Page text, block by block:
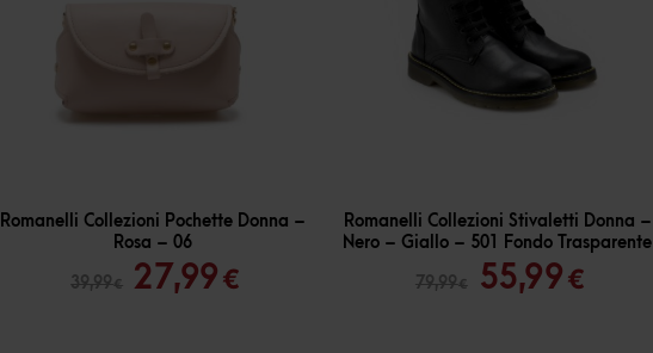
-30
Romanelli Collezioni Pochette Donna –
Rosa – 06
39,99€
Il
27,99€Il
-30
Romanelli Collezioni Stivaletti Donna –
Nero – Giallo – 501 Fondo Trasparente
79,99€
Il
55,99€Il